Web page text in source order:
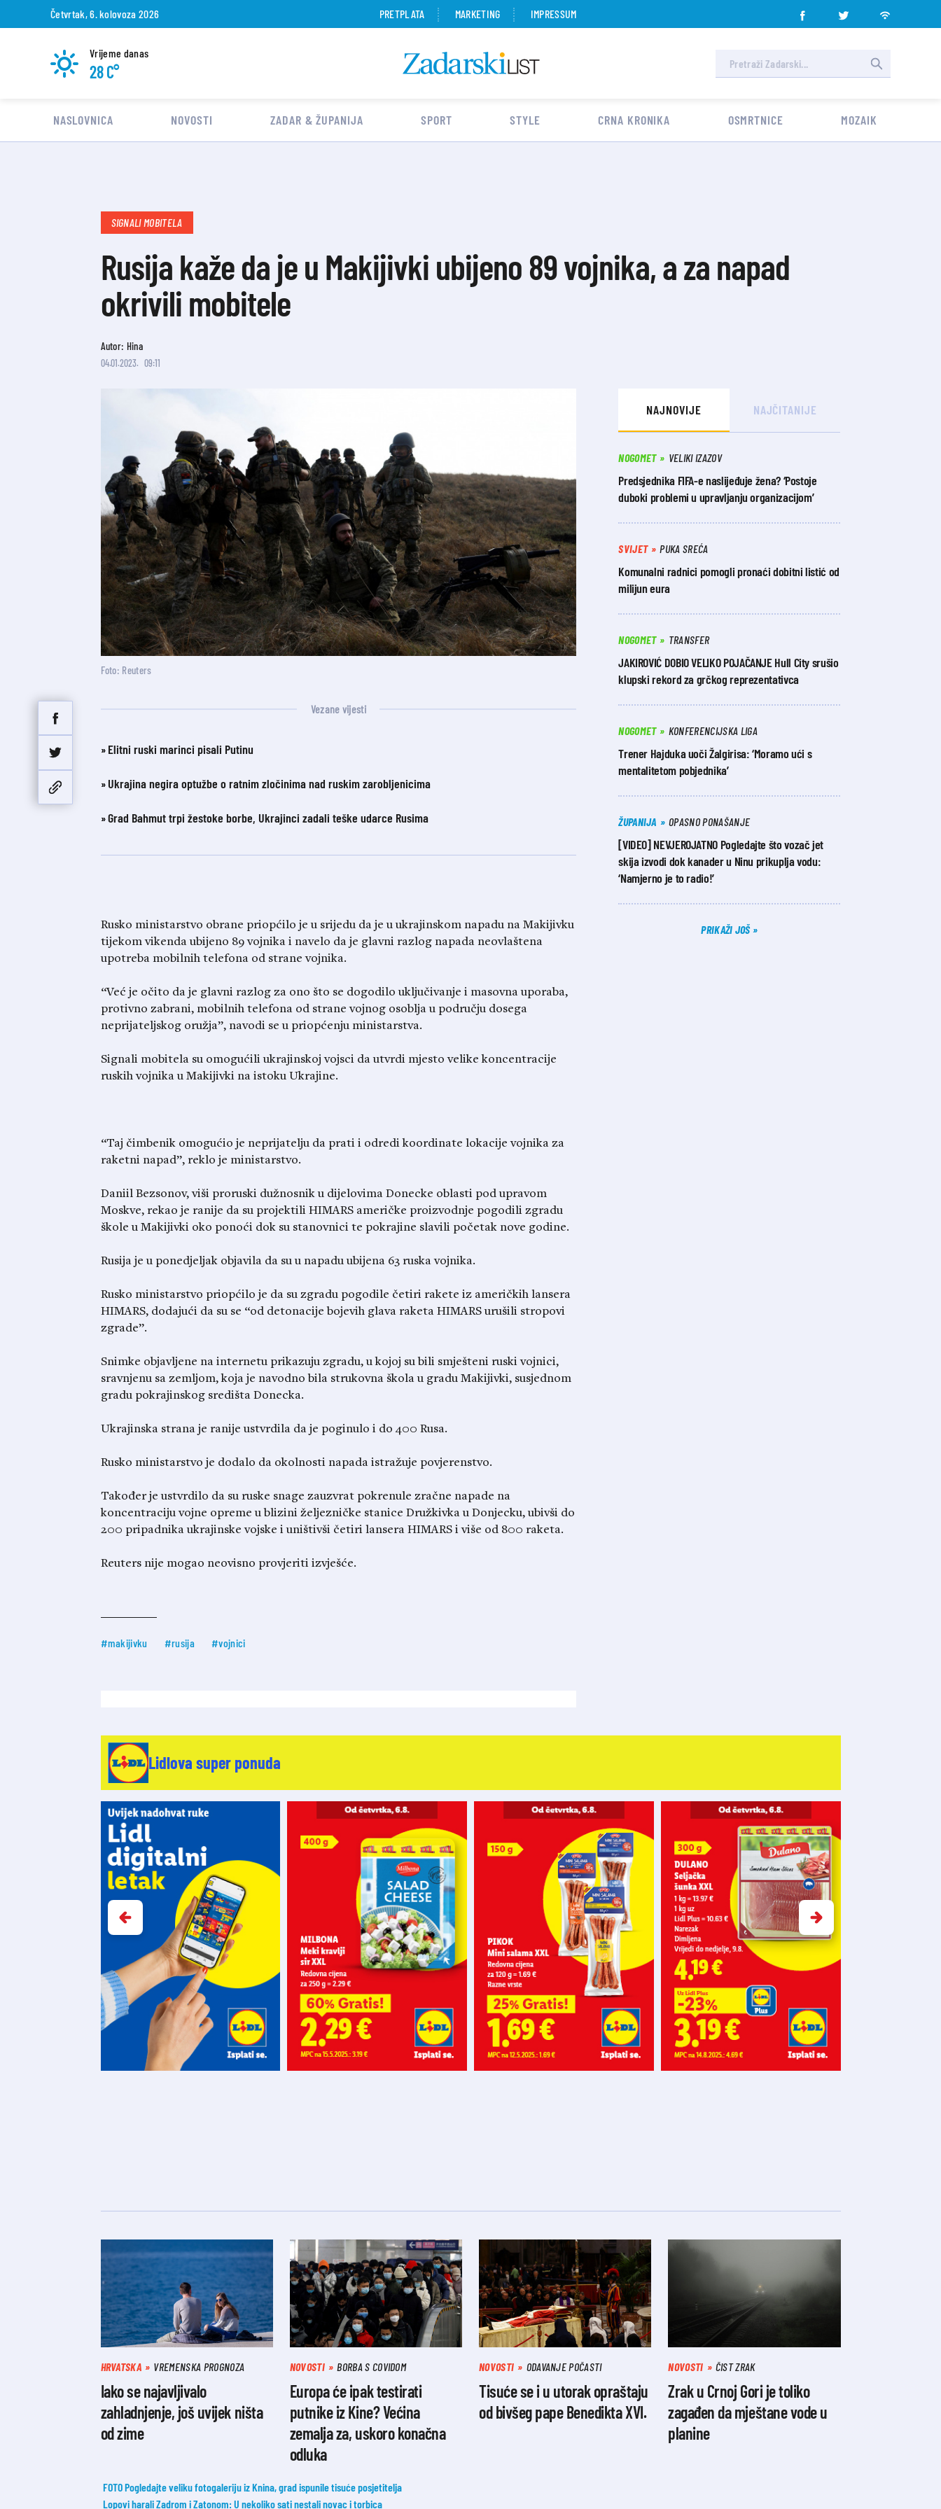
Četvrtak, 6. kolovoza 2026 PRETPLATA MARKETING IMPRESSUM
Vrijeme danas
28 C°
NASLOVNICA NOVOSTI ZADAR & ŽUPANIJA SPORT STYLE CRNA KRONIKA OSMRTNICE MOZAIK
SIGNALI MOBITELA
Rusija kaže da je u Makijivki ubijeno 89 vojnika, a za napad
okrivili mobitele
Autor: Hina
04.01.2023. 09:11
Foto: Reuters
Vezane vijesti
Elitni ruski marinci pisali Putinu
Ukrajina negira optužbe o ratnim zločinima nad ruskim zarobljenicima
Grad Bahmut trpi žestoke borbe, Ukrajinci zadali teške udarce Rusima
Rusko ministarstvo obrane priopćilo je u srijedu da je u ukrajinskom napadu na Makijivku
tijekom vikenda ubijeno 89 vojnika i navelo da je glavni razlog napada neovlaštena
upotreba mobilnih telefona od strane vojnika.
“Već je očito da je glavni razlog za ono što se dogodilo uključivanje i masovna uporaba,
protivno zabrani, mobilnih telefona od strane vojnog osoblja u području dosega
neprijateljskog oružja”, navodi se u priopćenju ministarstva.
Signali mobitela su omogućili ukrajinskoj vojsci da utvrdi mjesto velike koncentracije
ruskih vojnika u Makijivki na istoku Ukrajine.
“Taj čimbenik omogućio je neprijatelju da prati i odredi koordinate lokacije vojnika za
raketni napad”, reklo je ministarstvo.
Daniil Bezsonov, viši proruski dužnosnik u dijelovima Donecke oblasti pod upravom
Moskve, rekao je ranije da su projektili HIMARS američke proizvodnje pogodili zgradu
škole u Makijivki oko ponoći dok su stanovnici te pokrajine slavili početak nove godine.
Rusija je u ponedjeljak objavila da su u napadu ubijena 63 ruska vojnika.
Rusko ministarstvo priopćilo je da su zgradu pogodile četiri rakete iz američkih lansera
HIMARS, dodajući da su se “od detonacije bojevih glava raketa HIMARS urušili stropovi
zgrade”.
Snimke objavljene na internetu prikazuju zgradu, u kojoj su bili smješteni ruski vojnici,
sravnjenu sa zemljom, koja je navodno bila strukovna škola u gradu Makijivki, susjednom
gradu pokrajinskog središta Donecka.
Ukrajinska strana je ranije ustvrdila da je poginulo i do 400 Rusa.
Rusko ministarstvo je dodalo da okolnosti napada istražuje povjerenstvo.
Također je ustvrdilo da su ruske snage zauzvrat pokrenule zračne napade na
koncentraciju vojne opreme u blizini željezničke stanice Družkivka u Donjecku, ubivši do
200 pripadnika ukrajinske vojske i uništivši četiri lansera HIMARS i više od 800 raketa.
Reuters nije mogao neovisno provjeriti izvješće.
#makijivku #rusija #vojnici
NAJNOVIJE NAJČITANIJE
NOGOMET VELIKI IZAZOV
Predsjednika FIFA-e naslijeđuje žena? ‘Postoje
duboki problemi u upravljanju organizacijom’
SVIJET PUKA SREĆA
Komunalni radnici pomogli pronaći dobitni listić od
milijun eura
NOGOMET TRANSFER
JAKIROVIĆ DOBIO VELIKO POJAČANJE Hull City srušio
klupski rekord za grčkog reprezentativca
NOGOMET KONFERENCIJSKA LIGA
Trener Hajduka uoči Žalgirisa: ‘Moramo ući s
mentalitetom pobjednika’
ŽUPANIJA OPASNO PONAŠANJE
[VIDEO] NEVJEROJATNO Pogledajte što vozač jet
skija izvodi dok kanader u Ninu prikuplja vodu:
‘Namjerno je to radio!’
PRIKAŽI JOŠ
Lidlova super ponuda
HRVATSKA VREMENSKA PROGNOZA
Iako se najavljivalo
zahladnjenje, još uvijek ništa
od zime
NOVOSTI BORBA S COVIDOM
Europa će ipak testirati
putnike iz Kine? Većina
zemalja za, uskoro konačna
odluka
NOVOSTI ODAVANJE POČASTI
Tisuće se i u utorak opraštaju
od bivšeg pape Benedikta XVI.
NOVOSTI ČIST ZRAK
Zrak u Crnoj Gori je toliko
zagađen da mještane vode u
planine
FOTO Pogledajte veliku fotogaleriju iz Knina, grad ispunile tisuće posjetitelja
Lopovi harali Zadrom i Zatonom: U nekoliko sati nestali novac i torbica